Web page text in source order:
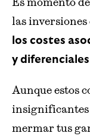
las
los costes
y diferenciales
Aunque estos
mermar tus